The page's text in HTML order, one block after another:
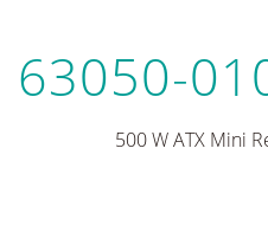
63050-
500 W ATX Mini